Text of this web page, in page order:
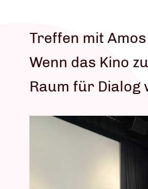
Treffen mit
Wenn das Kino
Raum für Dialog